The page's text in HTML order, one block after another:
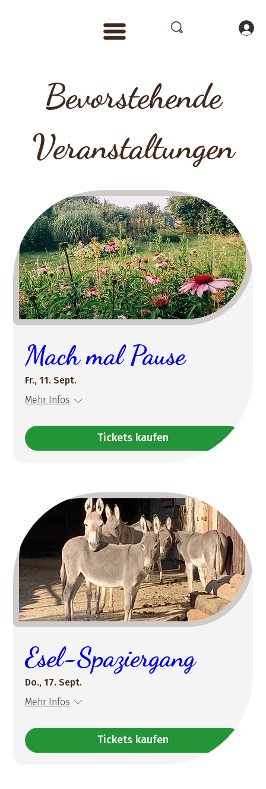
Bevorstehende
Veranstaltungen
Mach mal Pause
Fr., 11. Sept.
Mehr Infos
Tickets kaufen
Esel-Spaziergang
Do., 17. Sept.
Mehr Infos
Tickets kaufen